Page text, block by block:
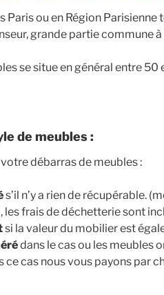
Paris ou en Région
grande partie commune
se situe en général entre
de meubles :
débarras de meubles :
s’il n’y a rien de récupérable.
les frais de déchetterie sont
si la valeur du mobilier est
dans le cas ou les meubles
ce cas nous vous payons par